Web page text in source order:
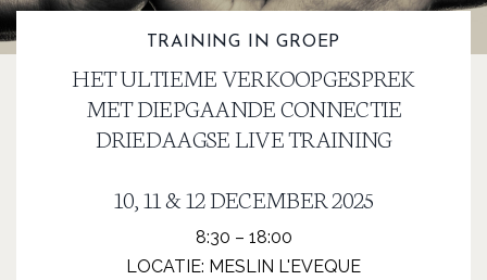
TRAINING IN GROEP
HET ULTIEME VERKOOPGESPREK
MET DIEPGAANDE CONNECTIE
DRIEDAAGSE LIVE TRAINING
10, 11 & 12 DECEMBER 2025
8:30 – 18:00
LOCATIE: MESLIN L'EVEQUE